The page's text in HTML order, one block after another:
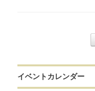
イベントカレンダー